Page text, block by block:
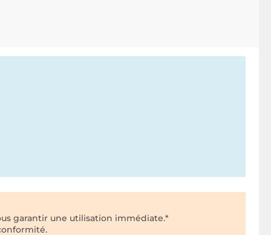
garantir une utilisation immédiate.*